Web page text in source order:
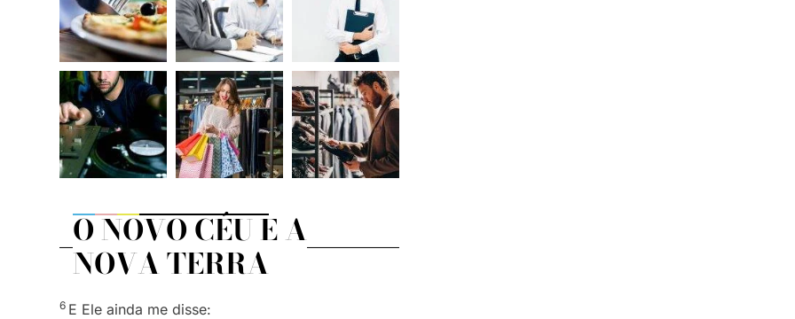
O NOVO CÉU E A
NOVA TERRA
6 E Ele ainda me disse: